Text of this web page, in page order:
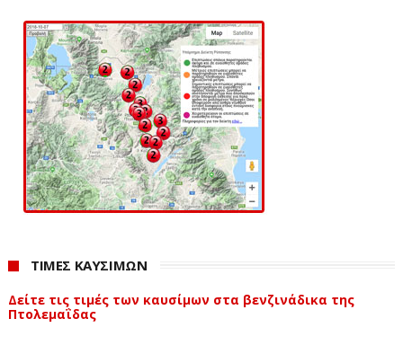
ΤΙΜΕΣ ΚΑΥΣΙΜΩΝ
Δείτε τις τιμές των καυσίμων στα βενζινάδικα της
Πτολεμαΐδας